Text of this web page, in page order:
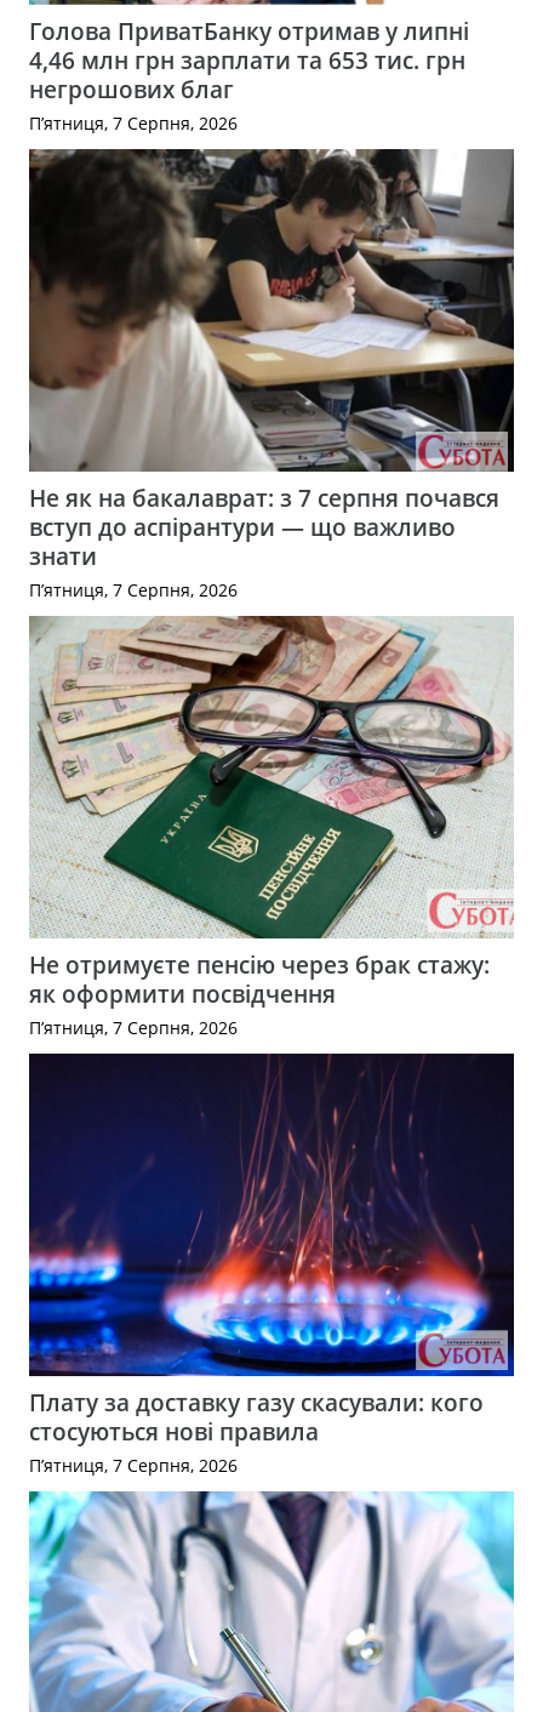
Голова ПриватБанку отримав у липні
4,46 млн грн зарплати та 653 тис. грн
негрошових благ
П’ятниця, 7 Серпня, 2026
Не як на бакалаврат: з 7 серпня почався
вступ до аспірантури — що важливо
знати
П’ятниця, 7 Серпня, 2026
Не отримуєте пенсію через брак стажу:
як оформити посвідчення
П’ятниця, 7 Серпня, 2026
Плату за доставку газу скасували: кого
стосуються нові правила
П’ятниця, 7 Серпня, 2026